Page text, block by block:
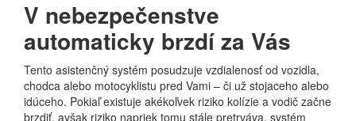
V nebezpečenstve
automaticky brzdí za Vás
Tento asistenčný systém posudzuje vzdialenosť od vozidla,
chodca alebo motocyklistu pred Vami – či už stojaceho alebo
idúceho. Pokiaľ existuje akékoľvek riziko kolízie a vodič začne
brzdiť, avšak riziko napriek tomu stále pretrváva, systém